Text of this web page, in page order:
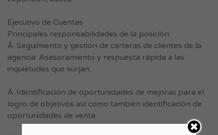
Ejecutivo de Cuentas
Principales responsabilidades de la posición:
Â· Seguimiento y gestión de carteras de clientes de la
agencia. Asesoramiento y respuesta rápida a las
inquietudes que surjan.
Â· Identificación de oportunidades de mejoras para el
logro de objetivos así como también identificación de
oportunidades de venta.